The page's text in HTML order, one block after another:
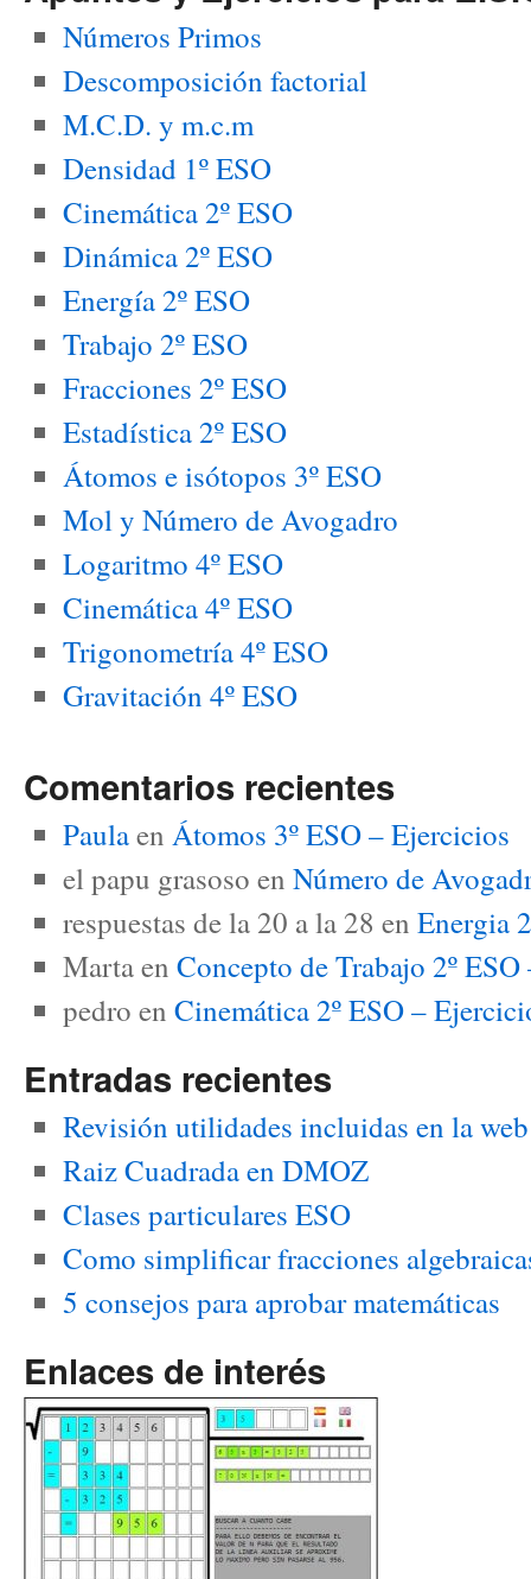
Números Primos
Descomposición factorial
M.C.D. y m.c.m
Densidad 1º ESO
Cinemática 2º ESO
Dinámica 2º ESO
Energía 2º ESO
Trabajo 2º ESO
Fracciones 2º ESO
Estadística 2º ESO
Átomos e isótopos 3º ESO
Mol y Número de Avogadro
Logaritmo 4º ESO
Cinemática 4º ESO
Trigonometría 4º ESO
Gravitación 4º ESO
Comentarios recientes
Paulaen Átomos 3º ESO – Ejercicios
el papu grasoso en Número de
respuestas de la 20 a la 28 en Energia
Martaen Concepto de Trabajo 2º
pedro en Cinemática 2º ESO –
Entradas recientes
Revisión utilidades incluidas en la
Raiz Cuadrada en DMOZ
Clases particulares ESO
Como simplificar fracciones
5 consejos para aprobar matemáticas
Enlaces de interés